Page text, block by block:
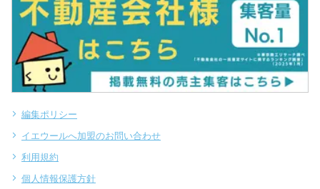
編集ポリシー
イエウールへ加盟のお問い合わせ
利用規約
個人情報保護方針